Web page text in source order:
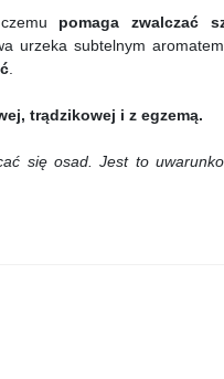
pomaga zwalczać
urzeka subtelnym
trądzikowej i z egzemą.
się osad. Jest to